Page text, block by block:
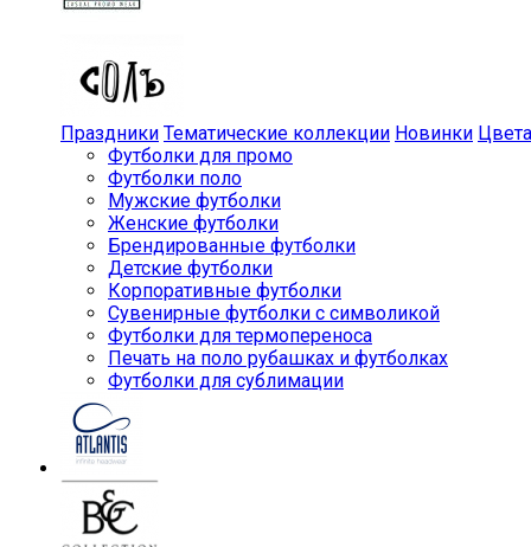
Праздники Тематические коллекции Новинки Цвета
Футболки для промо
Футболки поло
Мужские футболки
Женские футболки
Брендированные футболки
Детские футболки
Корпоративные футболки
Сувенирные футболки с символикой
Футболки для термопереноса
Печать на поло рубашках и футболках
Футболки для сублимации